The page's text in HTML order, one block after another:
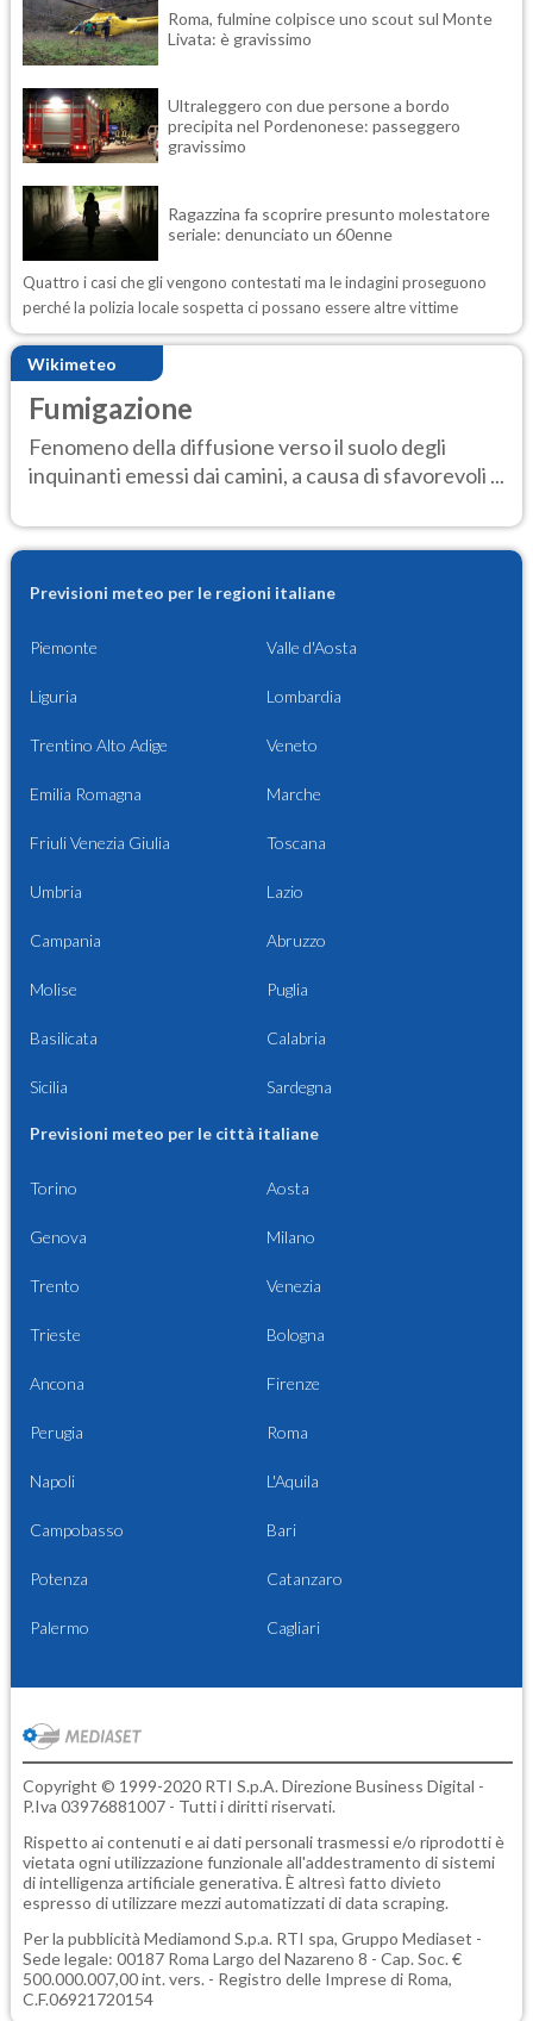
Roma, fulmine colpisce uno scout sul Monte
Livata: è gravissimo
Ultraleggero con due persone a bordo
precipita nel Pordenonese: passeggero
gravissimo
Ragazzina fa scoprire presunto molestatore
seriale: denunciato un 60enne
Quattro i casi che gli vengono contestati ma le indagini proseguono
perché la polizia locale sospetta ci possano essere altre vittime
Wikimeteo
Fumigazione
Fenomeno della diffusione verso il suolo degli
inquinanti emessi dai camini, a causa di sfavorevoli ...
Previsioni meteo per le regioni italiane
Piemonte Valle d'Aosta
Liguria Lombardia
Trentino Alto Adige Veneto
Emilia Romagna Marche
Friuli Venezia Giulia Toscana
Umbria Lazio
Campania Abruzzo
Molise Puglia
Basilicata Calabria
Sicilia Sardegna
Previsioni meteo per le città italiane
Torino Aosta
Genova Milano
Trento Venezia
Trieste Bologna
Ancona Firenze
Perugia Roma
Napoli L'Aquila
Campobasso Bari
Potenza Catanzaro
Palermo Cagliari
Copyright © 1999-2020 RTI S.p.A. Direzione Business Digital -
P.Iva 03976881007 - Tutti i diritti riservati.
Rispetto ai contenuti e ai dati personali trasmessi e/o riprodotti è
vietata ogni utilizzazione funzionale all'addestramento di sistemi
di intelligenza artificiale generativa. È altresì fatto divieto
espresso di utilizzare mezzi automatizzati di data scraping.
Per la pubblicità Mediamond S.p.a. RTI spa, Gruppo Mediaset -
Sede legale: 00187 Roma Largo del Nazareno 8 - Cap. Soc. €
500.000.007,00 int. vers. - Registro delle Imprese di Roma,
C.F.06921720154